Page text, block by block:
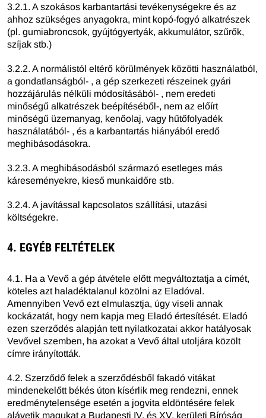
3.2.1. A szokásos karbantartási tevékenységekre és az
ahhoz szükséges anyagokra, mint kopó-fogyó alkatrészek
(pl. gumiabroncsok, gyújtógyertyák, akkumulátor, szűrők,
szíjak stb.)
3.2.2. A normálistól eltérő körülmények közötti használatból,
a gondatlanságból- , a gép szerkezeti részeinek gyári
hozzájárulás nélküli módosításából- , nem eredeti
minőségű alkatrészek beépítéséből-, nem az előírt
minőségű üzemanyag, kenőolaj, vagy hűtőfolyadék
használatából- , és a karbantartás hiányából eredő
meghibásodásokra.
3.2.3. A meghibásodásból származó esetleges más
káreseményekre, kieső munkaidőre stb.
3.2.4. A javítással kapcsolatos szállítási, utazási
költségekre.
4. EGYÉB FELTÉTELEK
4.1. Ha a Vevő a gép átvétele előtt megváltoztatja a címét,
köteles azt haladéktalanul közölni az Eladóval.
Amennyiben Vevő ezt elmulasztja, úgy viseli annak
kockázatát, hogy nem kapja meg Eladó értesítését. Eladó
ezen szerződés alapján tett nyilatkozatai akkor hatályosak
Vevővel szemben, ha azokat a Vevő által utoljára közölt
címre irányították.
4.2. Szerződő felek a szerződésből fakadó vitákat
mindenekelőtt békés úton kísérlik meg rendezni, ennek
eredménytelensége esetén a jogvita eldöntésére felek
alávetik magukat a Budapesti IV. és XV. kerületi Bíróság